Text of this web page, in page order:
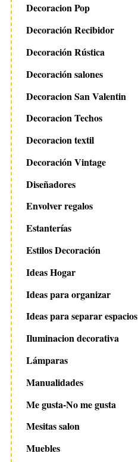
Decoracion Pop
Decoración Recibidor
Decoración Rústica
Decoración salones
Decoracion San Valentin
Decoracion Techos
Decoracion textil
Decoración Vintage
Diseñadores
Envolver regalos
Estanterías
Estilos Decoración
Ideas Hogar
Ideas para organizar
Ideas para separar espacios
Iluminacion decorativa
Lámparas
Manualidades
Me gusta-No me gusta
Mesitas salon
Muebles